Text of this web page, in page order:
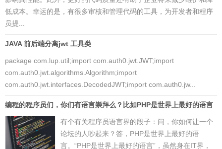
低成本。幸运的是，有很多审核和管理代码的工具，为开发者和程序
员提...
JAVA 前后端分离jwt 工具类
package com.lup.util;import com.auth0.jwt.JWT;import
com.auth0.jwt.algorithms.Algorithm;import
com.auth0.jwt.interfaces.DecodedJWT;import com.auth0.jw...
编程的程序员们，你们有语言崇拜么？比如PHP是世界上最好的语言
有个有关程序员语言界的段子：问，你如何让一个
论坛的人吵起来？答，PHP是世界上最好的语
言。“PHP是世界上最好的语言”，虽然身在IT界，